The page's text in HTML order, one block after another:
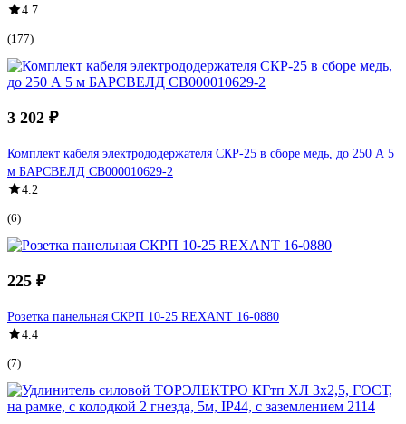
4.7
(177)
3 202 ₽
Комплект кабеля электрододержателя СКР-25 в сборе медь, до 250 А 5
м БАРСВЕЛД СВ000010629-2
4.2
(6)
225 ₽
Розетка панельная СКРП 10-25 REXANT 16-0880
4.4
(7)